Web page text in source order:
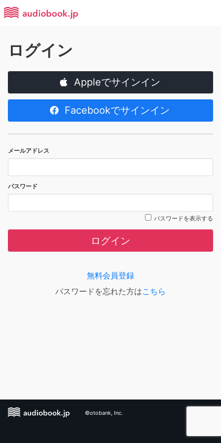
ログイン
Appleでサインイン
Facebookでサインイン
メールアドレス
パスワード
パスワードを表示する
ログイン
無料会員登録
パスワードを忘れた方はこちら
©otobank, Inc.